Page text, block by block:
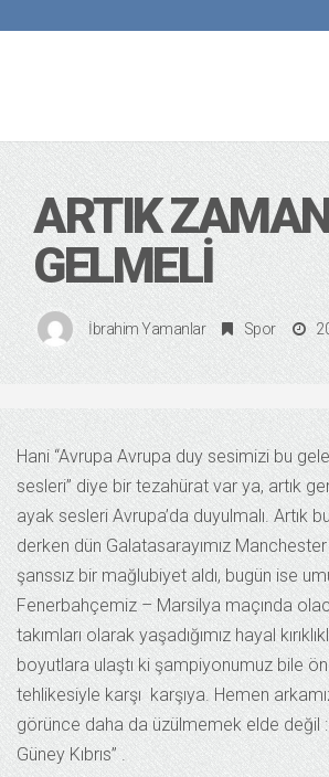
ARTIK
GELMELI
İbrahim Yamanlar Spor
Hani “Avrupa Avrupa duy sesimizi bu
sesleri” diye bir tezahürat var ya, artık
ayak sesleri Avrupa’da duyulmalı. Artık
derken dün Galatasarayımız
şanssız bir mağlubiyet aldı, bugün ise
Fenerbahçemiz – Marsilya maçında
takımları olarak yaşadığımız hayal
boyutlara ulaştı ki şampiyonumuz bile
tehlikesiyle karşı karşıya. Hemen
görünce daha da üzülmemek elde değil
Güney Kıbrıs” .